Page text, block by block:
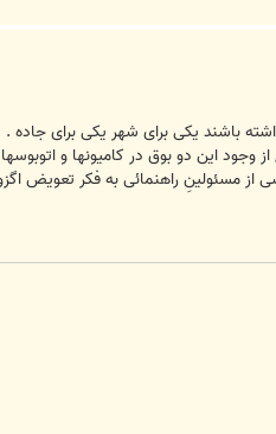
باشند یکی برای شهر یکی برای جاده .
این دو بوق در کامیونها و